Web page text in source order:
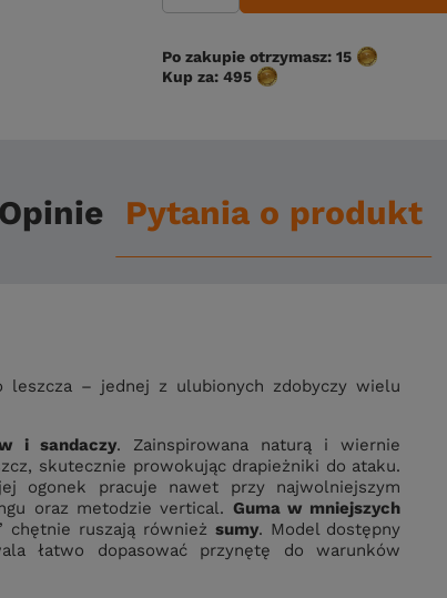
Po zakupie otrzymasz: 15
Kup za: 495
Opinie Pytania o produkt
leszcza – jednej z ulubionych zdobyczy wielu
i sandaczy. Zainspirowana naturą i wiernie
skutecznie prowokując drapieżniki do ataku.
ogonek pracuje nawet przy najwolniejszym
oraz metodzie vertical. Guma w mniejszych
chętnie ruszają również sumy. Model dostępny
łatwo dopasować przynętę do warunków